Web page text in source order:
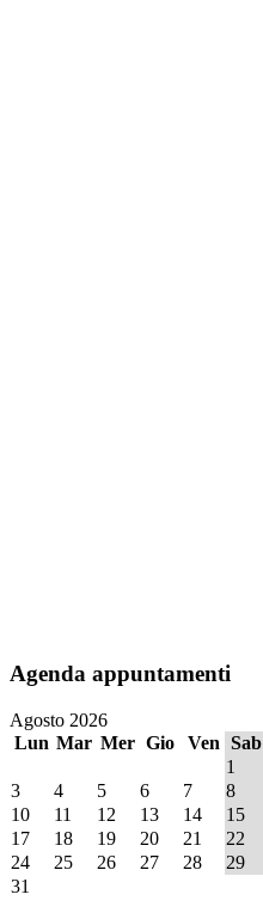
Agenda appuntamenti
Agosto 2026
Lun Mar Mer Gio Ven Sab
1
3
4 5 6 7 8
10
11 12 13 14 15
17
18 19 20 21 22
24
25 26 27 28 29
31